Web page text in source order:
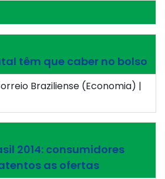
têm que caber no bolso
Braziliense (Economia) |
2014: consumidores
as ofertas